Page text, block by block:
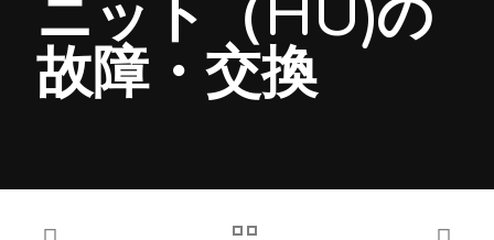
ニット（HU)の
故障・交換